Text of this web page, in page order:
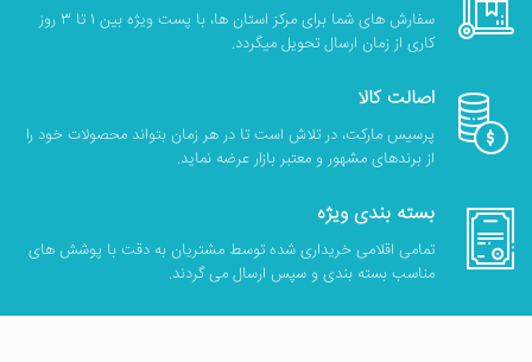
سفارش های شما برای مرکز استان ها، با پست ویژه بین 1 تا 3 روز
کاری از زمان ارسال تحویل میگردد.
اصالت کالا
پرسیس مارکت، در تلاش است تا در هر زمان بتواند محصولات خود را
از برندهای مشهور و معتبر بازار عرضه نماید.
بسته بندی ویژه
تمامی اقلامی خریداری شده توسط مشتریان به دقت با پوشش های
مناسب بسته بندی و سپس ارسال می گردند.